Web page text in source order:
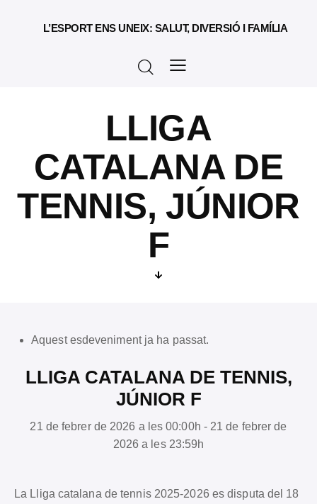
L’ESPORT ENS UNEIX: SALUT, DIVERSIÓ I FAMÍLIA
LLIGA
CATALANA DE
TENNIS, JÚNIOR
F
Aquest esdeveniment ja ha passat.
LLIGA CATALANA DE TENNIS,
JÚNIOR F
21 de febrer de 2026 a les 00:00h - 21 de febrer de
2026 a les 23:59h
La Lliga catalana de tennis 2025-2026 es disputa del 18